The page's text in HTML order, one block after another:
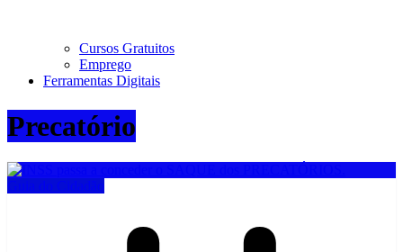
Cursos Gratuitos
Emprego
Ferramentas Digitais
Precatório
Guia do Cidadão